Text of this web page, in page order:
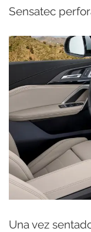
Sensatec
Una vez